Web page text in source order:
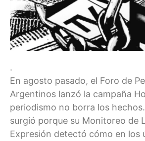
.
En agosto pasado, el Foro de
Argentinos lanzó la campaña
periodismo no borra los
surgió porque su Monitoreo de
Expresión detectó cómo en los